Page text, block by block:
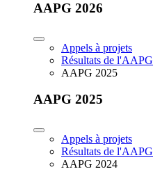
AAPG 2026
Appels à projets
Résultats de l'AAPG
AAPG 2025
AAPG 2025
Appels à projets
Résultats de l'AAPG
AAPG 2024